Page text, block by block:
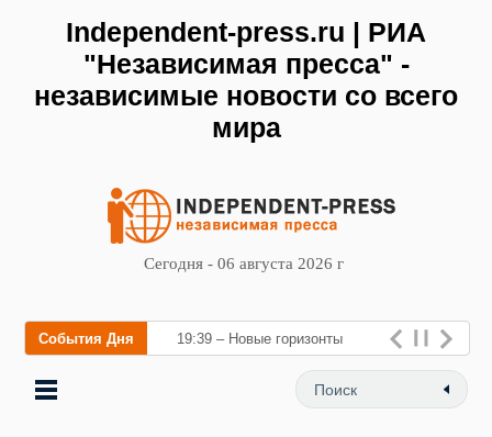
Independent-press.ru | РИА
"Независимая пресса" -
независимые новости со всего
мира
Сегодня - 06 августа 2026 г
События Дня 19:39 – Новые горизонты
флебологии: в Москве
открылся «Городской центр